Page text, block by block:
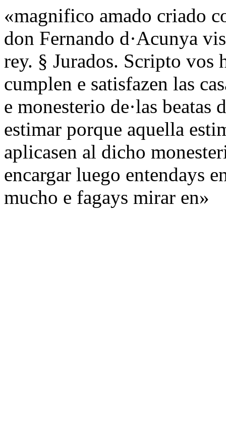
«magnifico amado criado
don Fernando d·Acunya
rey. § Jurados. Scripto vos
cumplen e satisfazen las
e monesterio de·las beatas
estimar porque aquella
aplicasen al dicho
encargar luego entendays
mucho e fagays mirar en»